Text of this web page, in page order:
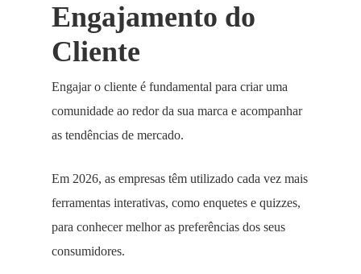
Engajamento do
Cliente
Engajar o cliente é fundamental para criar uma
comunidade ao redor da sua marca e acompanhar
as tendências de mercado.
Em 2026, as empresas têm utilizado cada vez mais
ferramentas interativas, como enquetes e quizzes,
para conhecer melhor as preferências dos seus
consumidores.